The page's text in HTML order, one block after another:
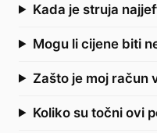
Kada je struja
Mogu li cijene biti
Zašto je moj račun
Koliko su točni ovi